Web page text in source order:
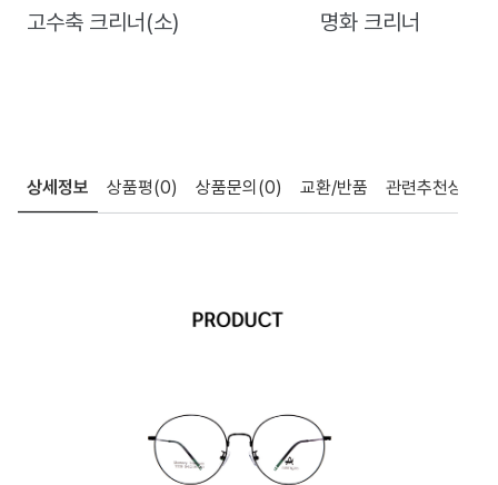
고수축 크리너(소) 명화 크리너
상세정보 상품평(0) 상품문의 (0) 교환/반품 관련추천상품